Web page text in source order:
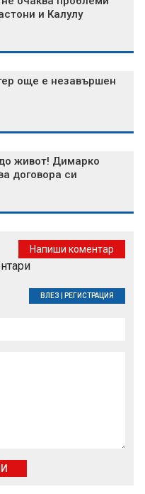
и Калулу
още е незавършен
живот! Димарко
договора си
Напиши коментар
ВЛЕЗ РЕГИСТРАЦИЯ